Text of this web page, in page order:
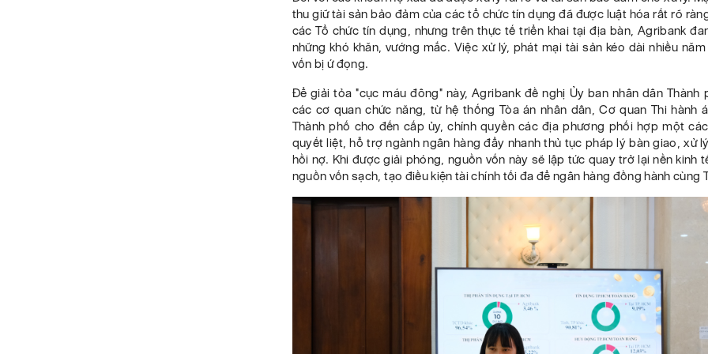
thu giữ tài sản bảo đảm của các tổ chức tín dụng đã được luật hóa rất rõ
các Tổ chức tín dụng, nhưng trên thực tế triển khai tại địa bàn, Agribank
những khó khăn, vướng mắc. Việc xử lý, phát mại tài sản kéo dài nhiều
vốn bị ứ đọng.
Để giải tỏa "cục máu đông" này, Agribank đề nghị Ủy ban nhân dân Thành
các cơ quan chức năng, từ hệ thống Tòa án nhân dân, Cơ quan Thi hành
Thành phố cho đến cấp ủy, chính quyền các địa phương phối hợp một
quyết liệt, hỗ trợ ngành ngân hàng đẩy nhanh thủ tục pháp lý bàn giao, xử
hồi nợ. Khi được giải phóng, nguồn vốn này sẽ lập tức quay trở lại nền kinh
nguồn vốn sạch, tạo điều kiện tài chính tối đa để ngân hàng đồng hành cùng